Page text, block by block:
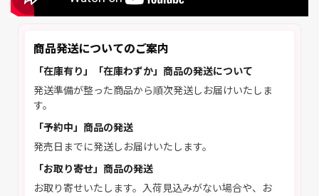
商品発送についてのご案内
「在庫有り」「在庫わずか」商品の発送について
発送準備が整った商品から順次発送しお届けいたしま
す。
「予約中」商品の発送
発売日までに発送しお届けいたします。
「お取り寄せ」商品の発送
お取り寄せいたします。入荷見込みがない場合や、お